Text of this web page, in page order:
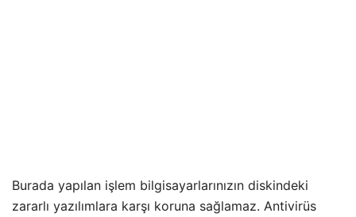
Burada yapılan işlem bilgisayarlarınızın diskindeki
zararlı yazılımlara karşı koruna sağlamaz. Antivirüs